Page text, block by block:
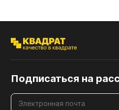
Подписаться на